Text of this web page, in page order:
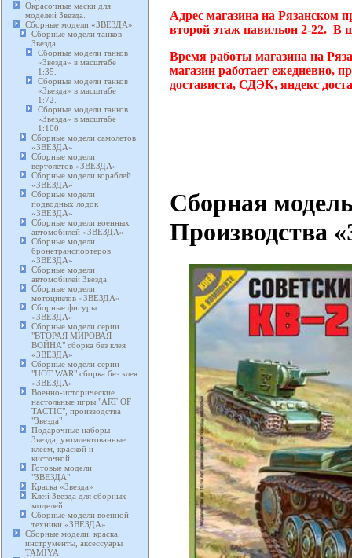
Окрасочные маски для
моделей Звезда.
Сборные модели «ЗВЕЗДА»
Сборные модели танков
Звезда
Сборные модели танков
«Звезда» в масштабе
1:35.
Сборные модели танков
«Звезда» в масштабе
1:72.
Сборные модели танков
«Звезда» в масштабе
1:100.
Сборные модели самолетов
«ЗВЕЗДА»
Сборные модели
вертолетов «ЗВЕЗДА»
Сборные модели кораблей
«ЗВЕЗДА»
Сборные модели
подводных лодок
«ЗВЕЗДА»
Сборные модели военных
автомобилей «ЗВЕЗДА»
Сборные модели
бронетранспортеров
«ЗВЕЗДА»
Сборные модели
автомобилей Звезда.
Сборные модели
мотоциклов «ЗВЕЗДА»
Сборные фигуры
«ЗВЕЗДА»
Сборные модели серии
"ВТОРАЯ МИРОВАЯ
ВОЙНА" сборка без клея
«ЗВЕЗДА»
Сборные модели серии
"HOT WAR" сборка без клея
«ЗВЕЗДА»
Военно-исторические
настольные игры "ART OF
TACTIC", производства
"Звезда"
Подарочные наборы
Звезда, укомлектованные
клеем, краской и
кисточкой..
Готовые модели
"ЗВЕЗДА"
Краска «Звезда»
Клей Звезда для сборных
моделей.
Сборные модели военной
техники «ЗВЕЗДА»
Сборные модели, краска,
инструменты, аксессуары
TAMIYA
Адрес магазина на Рязанском
второй этаж павильон 2-22. В
Время работы магазина на
магазин работает ежедневно,
достависта, СДЭК, яндекс
Сборная
Производства